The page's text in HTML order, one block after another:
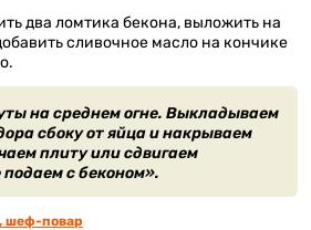
два ломтика бекона, выложить на
сливочное масло на кончике
на среднем огне. Выкладываем
сбоку от яйца и накрываем
плиту или сдвигаем
подаем с беконом».
шеф-повар